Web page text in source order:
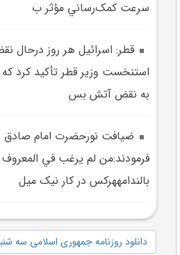
سرعت کمک‌رساني مؤثر ب
قطر: اسرائيل هر روز
استنخست وزير قطر تأکيد کرد
به نقض آتش بس
ضيافت نورحضرت امام صادق
فرمودند:من لم يرغب في‌ المعروف
بالندامههرکس در کار نيک ميل
دانلود روزنامه جمهوری اسلامی سه شنبه 1404/08/13 شماره